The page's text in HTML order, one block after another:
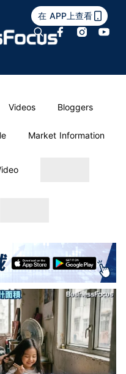
在 APP上查看
Videos Bloggers
Market Information